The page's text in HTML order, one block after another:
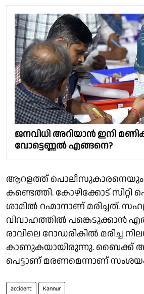
ജനവിധി അറിയാൻ ഇനി
വോട്ടെണ്ണൽ എങ്ങനെ?
ആറളത്ത് പൊലീസുകാരനെയും
കണ്ടെത്തി. കോഴിക്കോട് സിറ്റി
ശാമിൽ റഹ്മാനാണ് മരിച്ചത്.
വിവാഹത്തിൽ പങ്കെടുക്കാൻ
രാവിലെ റോഡരികിൽ മരിച്ച
കാണുകയായിരുന്നു. ബൈക്ക്
പെട്ടാണ് മരണമെന്നാണ്
accident Kannur